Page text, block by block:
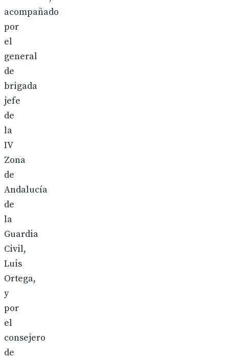
acompañado
por
el
general
de
brigada
jefe
de
la
IV
Zona
de
Andalucía
de
la
Guardia
Civil,
Luis
Ortega,
y
por
el
consejero
de